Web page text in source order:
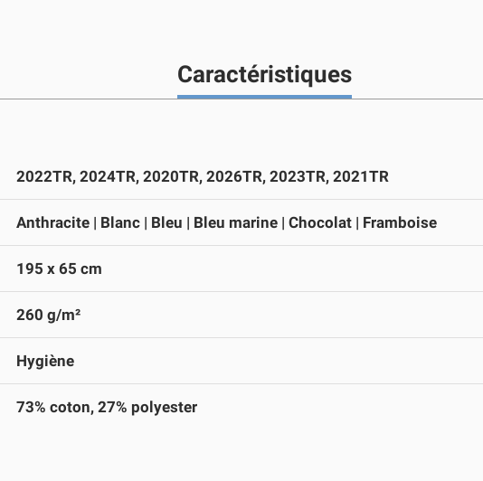
Caractéristiques
2022TR, 2024TR, 2020TR, 2026TR, 2023TR, 2021TR
Anthracite | Blanc | Bleu | Bleu marine | Chocolat | Framboise
195 x 65 cm
260 g/m²
Hygiène
73% coton, 27% polyester